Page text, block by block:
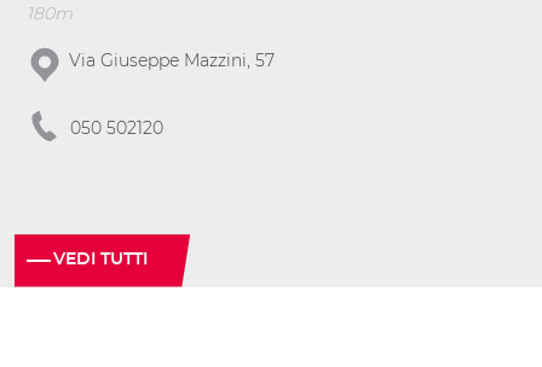
180m
Via Giuseppe Mazzini, 57
050 502120
VEDI TUTTI